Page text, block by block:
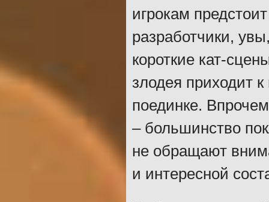
игрокам
разработчики,
короткие кат-
злодея приходит
поединке.
– большинство
не обращают
и интересной